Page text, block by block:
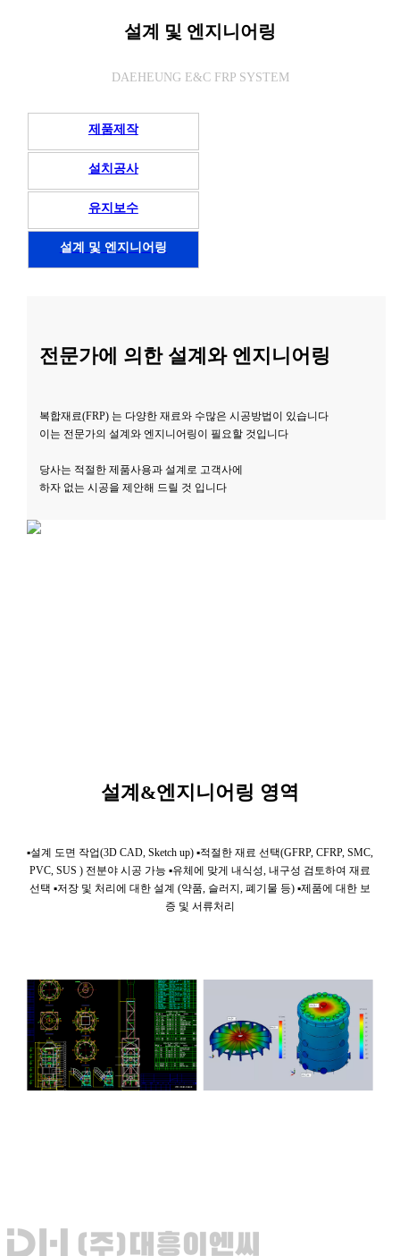
설계 및 엔지니어링
DAEHEUNG E&C FRP SYSTEM
제품제작
설치공사
유지보수
설계 및 엔지니어링
전문가에 의한 설계와 엔지니어링
복합재료(FRP) 는 다양한 재료와 수많은 시공방법이 있습니다
이는 전문가의 설계와 엔지니어링이 필요할 것입니다
당사는 적절한 제품사용과 설계로 고객사에
하자 없는 시공을 제안해 드릴 것 입니다
설계&엔지니어링 영역
▪설계 도면 작업(3D CAD, Sketch up) ▪적절한 재료 선택(GFRP, CFRP, SMC,
PVC, SUS ) 전분야 시공 가능 ▪유체에 맞게 내식성, 내구성 검토하여 재료
선택 ▪저장 및 처리에 대한 설계 (약품, 슬러지, 폐기물 등) ▪제품에 대한 보
증 및 서류처리